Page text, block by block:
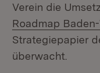
Verein die
Roadmap
Strategiepapier
überwacht.